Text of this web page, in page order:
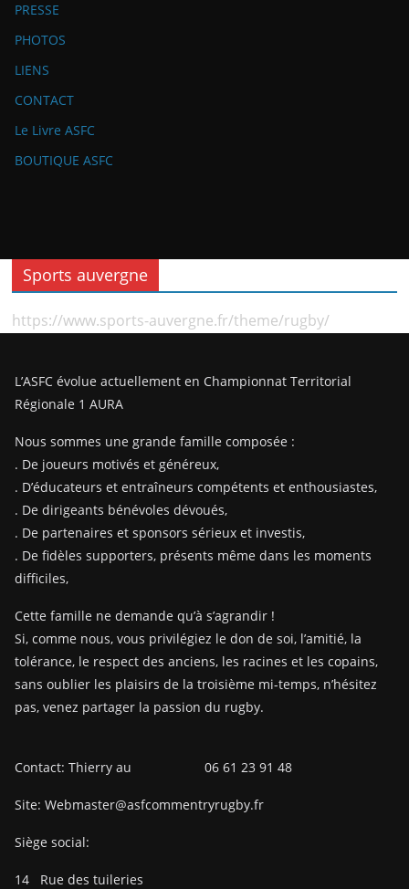
PRESSE
PHOTOS
LIENS
CONTACT
Le Livre ASFC
BOUTIQUE ASFC
Sports auvergne
https://www.sports-auvergne.fr/theme/rugby/
L’ASFC évolue actuellement en Championnat Territorial
Régionale 1 AURA
Nous sommes une grande famille composée :
. De joueurs motivés et généreux,
. D’éducateurs et entraîneurs compétents et enthousiastes,
. De dirigeants bénévoles dévoués,
. De partenaires et sponsors sérieux et investis,
. De fidèles supporters, présents même dans les moments
difficiles,
Cette famille ne demande qu’à s’agrandir !
Si, comme nous, vous privilégiez le don de soi, l’amitié, la
tolérance, le respect des anciens, les racines et les copains,
sans oublier les plaisirs de la troisième mi-temps, n’hésitez
pas, venez partager la passion du rugby.
Contact: Thierry au 06 61 23 91 48
Site: Webmaster@asfcommentryrugby.fr
Siège social:
14 Rue des tuileries